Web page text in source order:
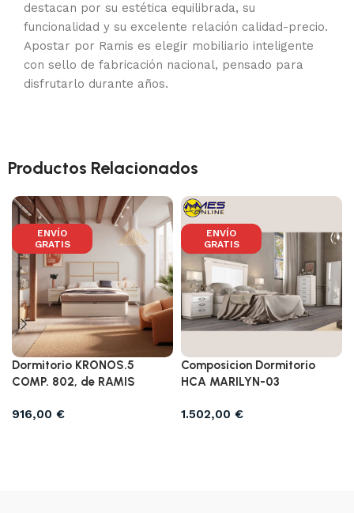
destacan por su estética equilibrada, su
funcionalidad y su excelente relación calidad-precio.
Apostar por Ramis es elegir mobiliario inteligente
con sello de fabricación nacional, pensado para
disfrutarlo durante años.
Productos Relacionados
ENVÍO
GRATIS
Dormitorio KRONOS.5
COMP. 802, de RAMIS
916,00 €
ENVÍO
GRATIS
Composicion Dormitorio
HCA MARILYN-03
1.502,00 €